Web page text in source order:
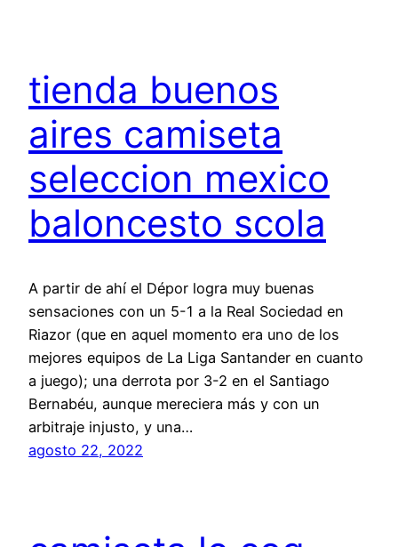
tienda buenos
aires camiseta
seleccion mexico
baloncesto scola
A partir de ahí el Dépor logra muy buenas
sensaciones con un 5-1 a la Real Sociedad en
Riazor (que en aquel momento era uno de los
mejores equipos de La Liga Santander en cuanto
a juego); una derrota por 3-2 en el Santiago
Bernabéu, aunque mereciera más y con un
arbitraje injusto, y una…
agosto 22, 2022